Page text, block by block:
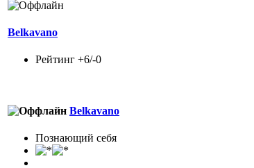
Belkavano
Рейтинг +6/-0
Belkavano
Познающий себя